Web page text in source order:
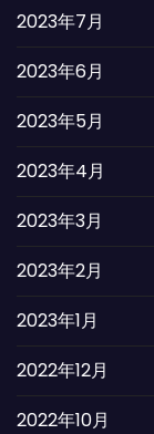
2023年7月
2023年6月
2023年5月
2023年4月
2023年3月
2023年2月
2023年1月
2022年12月
2022年10月